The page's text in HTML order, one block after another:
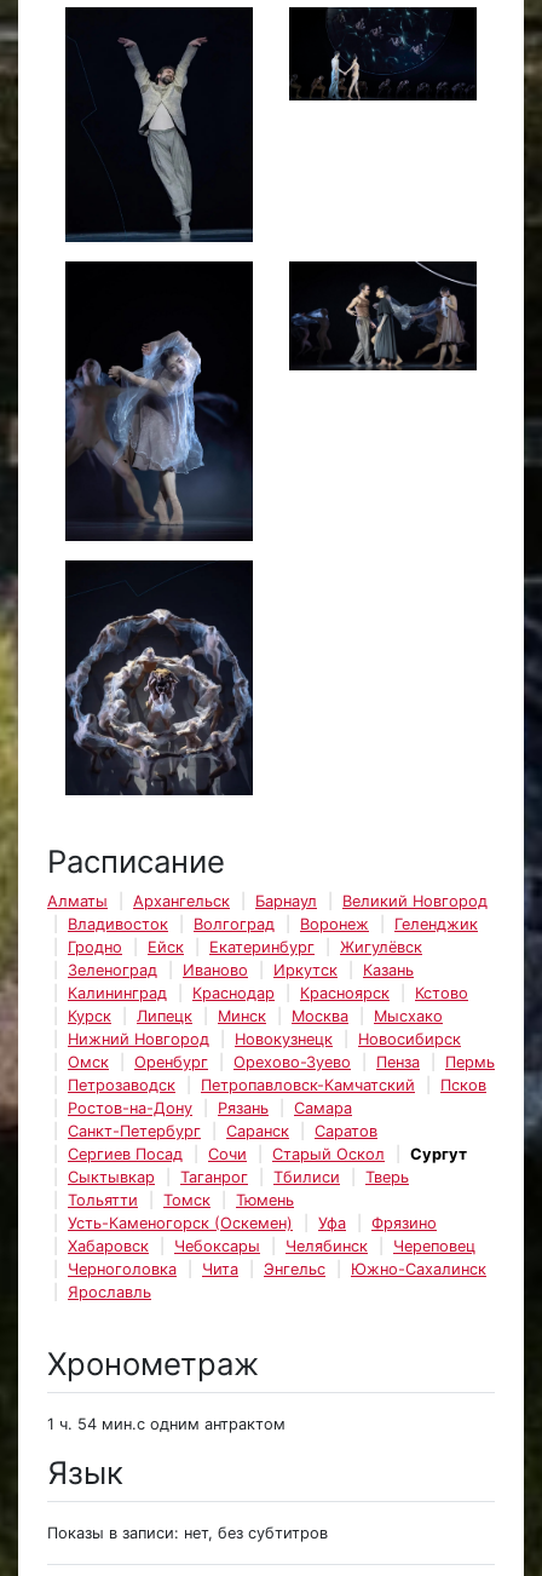
Расписание
Алматы Архангельск Барнаул
Великий Новгород
Владивосток
Волгоград Воронеж
Геленджик
Гродно
Ейск Екатеринбург
Жигулёвск
Зеленоград
Иваново Иркутск
Казань
Калининград
Краснодар Красноярск
Кстово
Курск
Липецк Минск Москва
Мысхако
Нижний Новгород
Новокузнецк
Новосибирск
Омск
Оренбург Орехово-Зуево Пенза
Пермь
Петрозаводск
Петропавловск-Камчатский
Псков
Ростов-на-Дону
Рязань
Самара
Санкт-Петербург
Саранск
Саратов
Сергиев Посад
Сочи Старый Оскол
Сургут
Сыктывкар
Таганрог Тбилиси
Тверь
Тольятти
Томск
Тюмень
Усть-Каменогорск (Оскемен)
Уфа
Фрязино
Хабаровск
Чебоксары Челябинск
Череповец
Черноголовка
Чита Энгельс
Южно-Сахалинск
Ярославль
Хронометраж
1 ч. 54 мин.с одним антрактом
Язык
Показы в записи: нет, без субтитров